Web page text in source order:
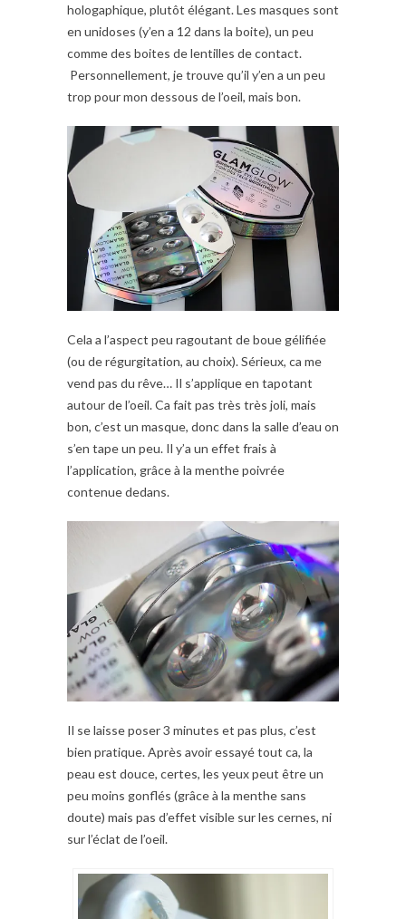
hologaphique, plutôt élégant. Les masques sont
en unidoses (y’en a 12 dans la boite), un peu
comme des boites de lentilles de contact.
Personnellement, je trouve qu’il y’en a un peu
trop pour mon dessous de l’oeil, mais bon.
Cela a l’aspect peu ragoutant de boue gélifiée
(ou de régurgitation, au choix). Sérieux, ca me
vend pas du rêve… Il s’applique en tapotant
autour de l’oeil. Ca fait pas très très joli, mais
bon, c’est un masque, donc dans la salle d’eau on
s’en tape un peu. Il y’a un effet frais à
l’application, grâce à la menthe poivrée
contenue dedans.
Il se laisse poser 3 minutes et pas plus, c’est
bien pratique. Après avoir essayé tout ca, la
peau est douce, certes, les yeux peut être un
peu moins gonflés (grâce à la menthe sans
doute) mais pas d’effet visible sur les cernes, ni
sur l’éclat de l’oeil.